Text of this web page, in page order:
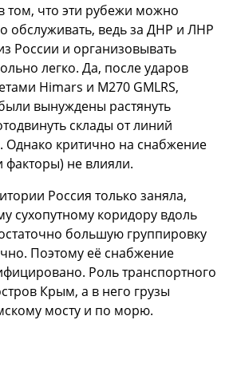
том, что эти рубежи можно
обслуживать, ведь за ДНР и ЛНР
России и организовывать
легко. Да, после ударов
Himars и М270 GMLRS,
вынуждены растянуть
склады от линий
Однако критично на снабжение
факторы) не влияли.
Россия только заняла,
сухопутному коридору вдоль
большую группировку
Поэтому её снабжение
Роль транспортного
Крым, а в него грузы
мосту и по морю.